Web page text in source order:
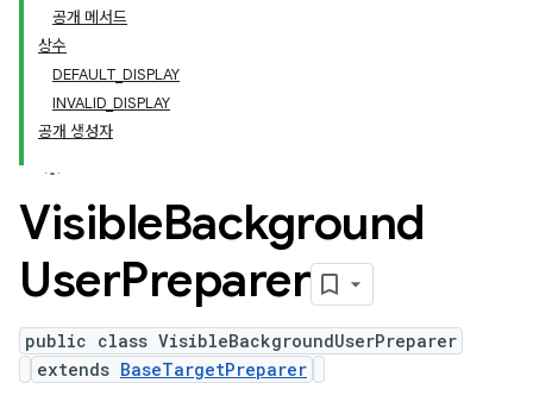
공개 메서드
상수
DEFAULT_DISPLAY
INVALID_DISPLAY
공개 생성자
VisibleBackground
UserPreparer
public class VisibleBackgroundUserPreparer
extends BaseTargetPreparer